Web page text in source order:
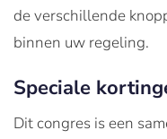
de verschillende
binnen uw regeling.
Speciale
Dit congres is een